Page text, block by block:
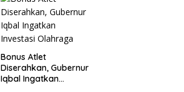
Bonus Atlet
Diserahkan, Gubernur
Iqbal Ingatkan